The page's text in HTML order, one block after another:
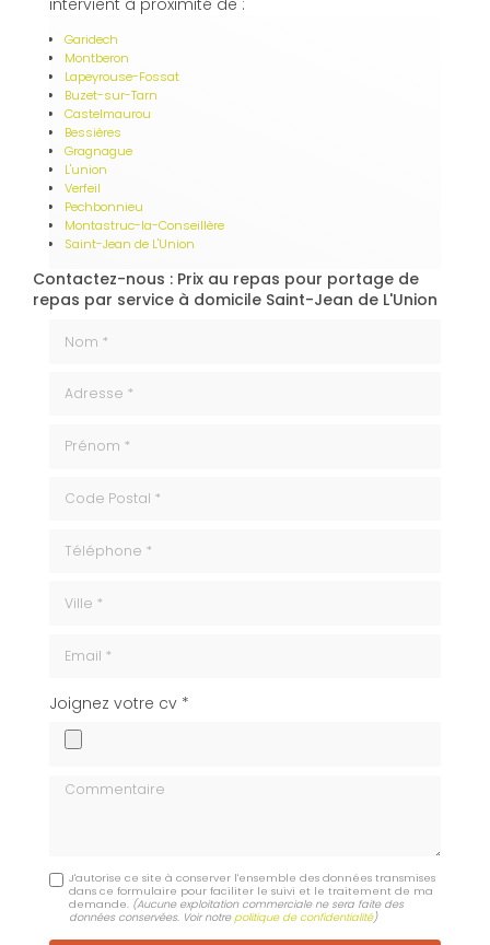
intervient à proximité de :
Garidech
Montberon
Lapeyrouse-Fossat
Buzet-sur-Tarn
Castelmaurou
Bessières
Gragnague
L'union
Verfeil
Pechbonnieu
Montastruc-la-Conseillère
Saint-Jean de L'Union
Contactez-nous : Prix au repas pour portage de
repas par service à domicile Saint-Jean de L'Union
cv
Joignez votre cv *
Commentaire
J'autorise ce site à conserver l'ensemble des données transmises
dans ce formulaire pour faciliter le suivi et le traitement de ma
demande. (Aucune exploitation commerciale ne sera faite des
données conservées. Voir notrepolitique de confidentialité)